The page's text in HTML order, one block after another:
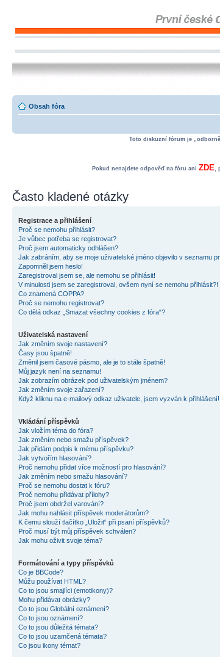
Obsah fóra
Toto diskuzní fórum je
Pokud nenajdete odpověď na fóru ani ZDE,
Často kladené otázky
Registrace a přihlášení
Proč se nemohu přihlásit?
Je vůbec potřeba se registrovat?
Proč jsem automaticky odhlášen?
Jak zabráním, aby se moje uživatelské jméno objevilo v seznamu
Zapomněl jsem heslo!
Zaregistroval jsem se, ale nemohu se přihlásit!
V minulosti jsem se zaregistroval, ovšem nyní se nemohu přihlásit?!
Co znamená COPPA?
Proč se nemohu registrovat?
Co dělá odkaz „Smazat všechny cookies z fóra“?
Uživatelská nastavení
Jak změním svoje nastavení?
Časy jsou špatně!
Změnil jsem časové pásmo, ale je to stále špatně!
Můj jazyk není na seznamu!
Jak zobrazím obrázek pod uživatelským jménem?
Jak změním svoje zařazení?
Když kliknu na e-mailový odkaz uživatele, jsem vyzván k přihlášení!
Vkládání příspěvků
Jak vložím téma do fóra?
Jak změním nebo smažu příspěvek?
Jak přidám podpis k mému příspěvku?
Jak vytvořím hlasování?
Proč nemohu přidat více možností pro hlasování?
Jak změním nebo smažu hlasování?
Proč se nemohu dostat k fóru?
Proč nemohu přidávat přílohy?
Proč jsem obdržel varování?
Jak mohu nahlásit příspěvek moderátorům?
K čemu slouží tlačítko „Uložit“ při psaní příspěvků?
Proč musí být můj příspěvek schválen?
Jak mohu oživit svoje téma?
Formátování a typy příspěvků
Co je BBCode?
Můžu používat HTML?
Co to jsou smajlíci (emotikony)?
Mohu přidávat obrázky?
Co to jsou Globální oznámení?
Co to jsou oznámení?
Co to jsou důležitá témata?
Co to jsou uzamčená témata?
Co jsou ikony témat?